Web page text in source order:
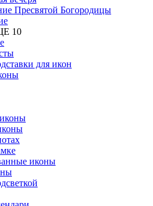
Пресвятой Богородицы
10
для икон
иконы